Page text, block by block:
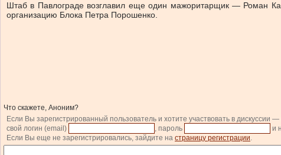
Штаб в Павлограде возглавил еще один мажоритарщик — Роман
организацию Блока Петра Порошенко.
Что скажете, Аноним?
Если Вы зарегистрированный пользователь и хотите участвовать в дискуссии —
свой логин (email)
, пароль и
Если Вы еще не зарегистрировались, зайдите на страницу регистрации.